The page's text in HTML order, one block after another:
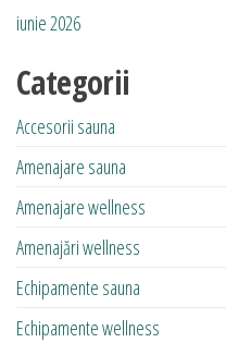
iunie 2026
Categorii
Accesorii sauna
Amenajare sauna
Amenajare wellness
Amenajări wellness
Echipamente sauna
Echipamente wellness